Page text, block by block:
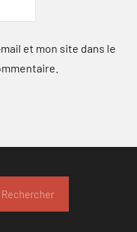
et mon site dans le
Rechercher